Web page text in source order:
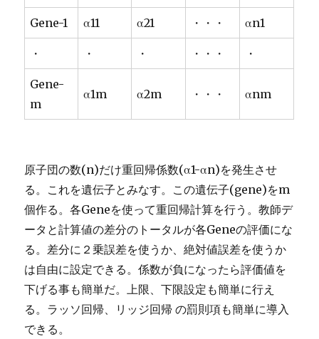
Gene-1 α11 α21 ・・・ αn1
・ ・ ・ ・・・ ・
Gene-
m
α1m α2m ・・・ αnm
原子団の数(n)だけ重回帰係数(α1-αn)を発生させ
る。これを遺伝子とみなす。この遺伝子(gene)をm
個作る。各Geneを使って重回帰計算を行う。教師デ
ータと計算値の差分のトータルが各Geneの評価にな
る。差分に２乗誤差を使うか、絶対値誤差を使うか
は自由に設定できる。係数が負になったら評価値を
下げる事も簡単だ。上限、下限設定も簡単に行え
る。ラッソ回帰、リッジ回帰 の罰則項も簡単に導入
できる。